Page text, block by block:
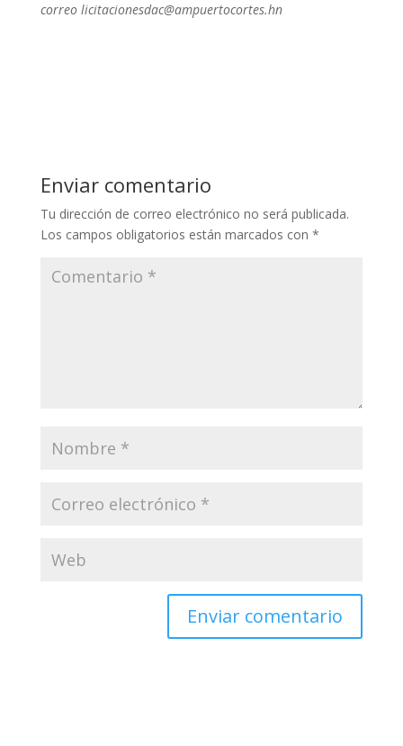
correo licitacionesdac@ampuertocortes.hn
Enviar comentario
Tu dirección de correo electrónico no será publicada.
Los campos obligatorios están marcados con *